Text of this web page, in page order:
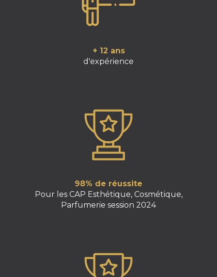
+ 12 ans
d'expérience
98% de réussite
Pour les CAP Esthétique, Cosmétique,
Parfumerie session 2024